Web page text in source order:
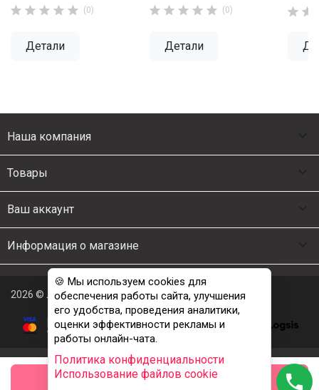
     (0)
Детали
     (0)
Детали
 
Наша компания
Товары
Ваш аккаунт
Информация о магазине
2026 © Люкс Постель
🍪 Мы используем cookies для
обеспечения работы сайта, улучшения
его удобства, проведения аналитики,
оценки эффективности рекламы и
работы онлайн-чата.
Политика конфиденциальности
Использование файлов cookie
phone
заказать